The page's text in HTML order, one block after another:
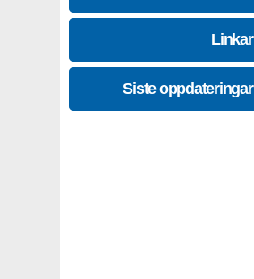
Linkar
Siste oppdateringar